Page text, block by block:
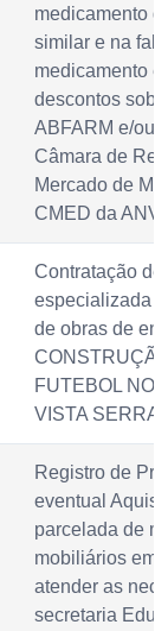
medicamento
similar e na
medicamento
descontos sob
ABFARM e/ou
Câmara de
Mercado de
CMED da
Contratação de
especializada
de obras de
FUTEBOL NO
VISTA
Registro de
eventual
parcelada de
mobiliários em
atender as
secretaria